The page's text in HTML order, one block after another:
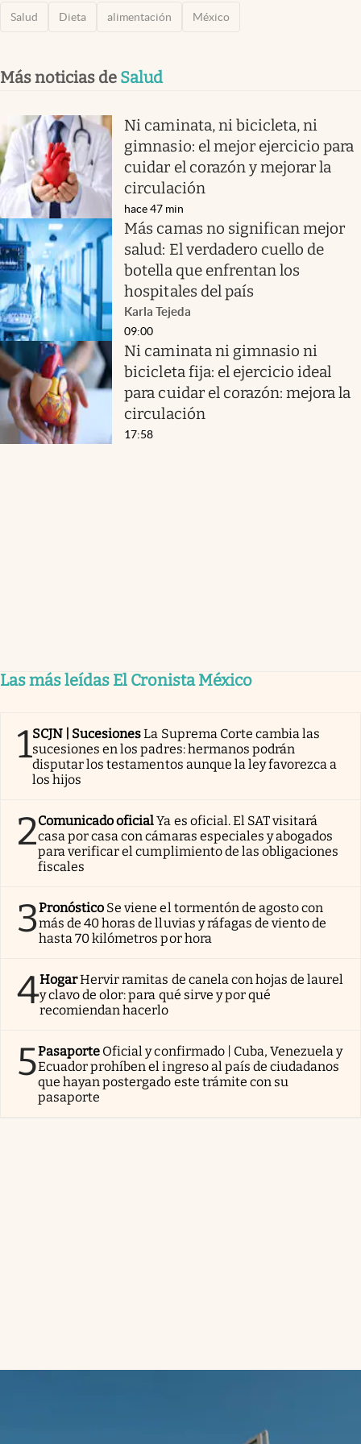
Salud Dieta alimentación México
Más noticias de Salud
Ni caminata, ni bicicleta, ni
gimnasio: el mejor ejercicio para
cuidar el corazón y mejorar la
circulación
hace 47 min
Más camas no significan mejor
salud: El verdadero cuello de
botella que enfrentan los
hospitales del país
Karla Tejeda
09:00
Ni caminata ni gimnasio ni
bicicleta fija: el ejercicio ideal
para cuidar el corazón: mejora la
circulación
17:58
Las más leídas El Cronista México
1SCJN | SucesionesLa Suprema Corte cambia las
sucesiones en los padres: hermanos podrán
disputar los testamentos aunque la ley favorezca a
los hijos
2Comunicado oficialYa es oficial. El SAT visitará
casa por casa con cámaras especiales y abogados
para verificar el cumplimiento de las obligaciones
fiscales
3Pronóstico Se viene el tormentón de agosto con
más de 40 horas de lluvias y ráfagas de viento de
hasta 70 kilómetros por hora
4HogarHervir ramitas de canela con hojas de laurel
y clavo de olor: para qué sirve y por qué
recomiendan hacerlo
5Pasaporte Oficial y confirmado | Cuba, Venezuela y
Ecuador prohíben el ingreso al país de ciudadanos
que hayan postergado este trámite con su
pasaporte